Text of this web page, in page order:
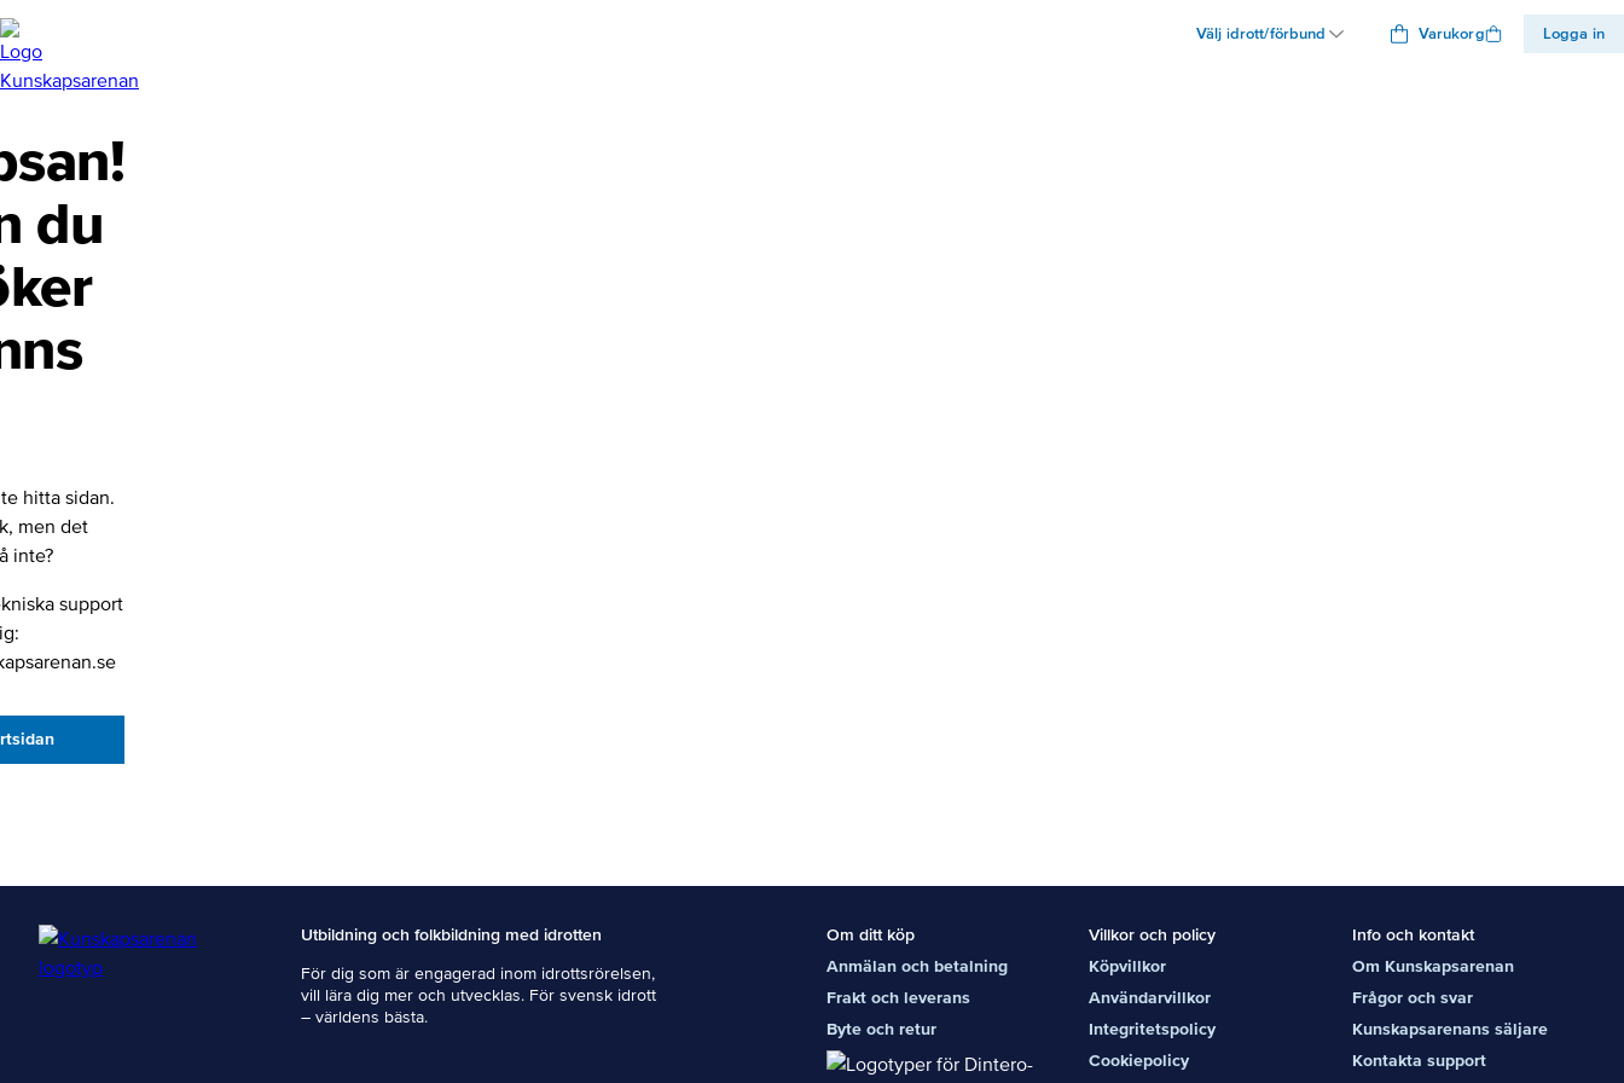
Välj idrott/förbund Varukorg Logga in
du
hitta sidan.
men det
inte?
support
Utbildning och folkbildning med idrotten
För dig som är engagerad inom idrottsrörelsen,
vill lära dig mer och utvecklas. För svensk idrott
– världens bästa.
Om ditt köp
Anmälan och betalning
Frakt och leverans
Byte och retur
Villkor och policy
Köpvillkor
Användarvillkor
Integritetspolicy
Cookiepolicy
Info och kontakt
Om Kunskapsarenan
Frågor och svar
Kunskapsarenans säljare
Kontakta support